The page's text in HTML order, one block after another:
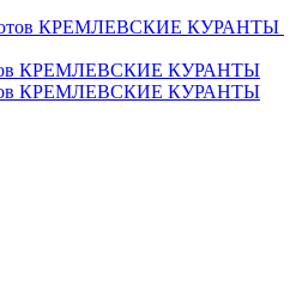
КРЕМЛЕВСКИЕ КУРАНТЫ
КРЕМЛЕВСКИЕ КУРАНТЫ